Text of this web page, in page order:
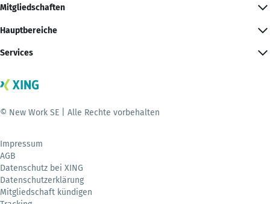
Mitgliedschaften
Hauptbereiche
Services
© New Work SE | Alle Rechte vorbehalten
Impressum
AGB
Datenschutz bei XING
Datenschutzerklärung
Mitgliedschaft kündigen